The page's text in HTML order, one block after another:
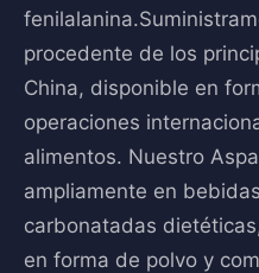
procedente de los
China, disponible en
operaciones
alimentos. Nuestro
ampliamente en
carbonatadas
en forma de polvo y